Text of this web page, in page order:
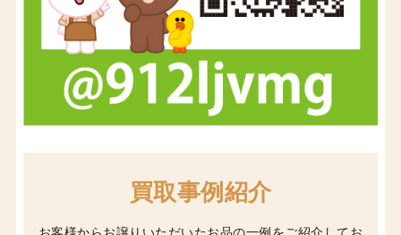
買取事例紹介